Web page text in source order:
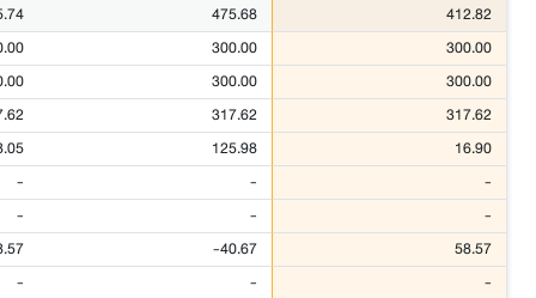
475.68
412.82
300.00
300.00
300.00
300.00
317.62
317.62
125.98
16.90
-
-
-
-
-
-
-40.67
58.57
-
-
-